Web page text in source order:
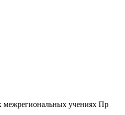
межрегиональных учениях Пр